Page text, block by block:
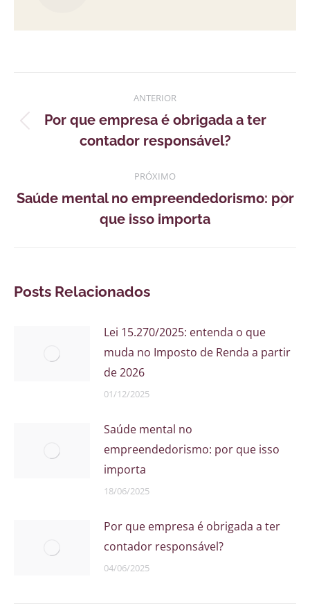
de
postagens
ANTERIOR
Publicação
anterior:
Por que empresa é obrigada a ter
contador responsável?
PRÓXIMO
Próximo
post:
Saúde mental no empreendedorismo: por
que isso importa
Posts Relacionados
Lei 15.270/2025: entenda o que
muda no Imposto de Renda a partir
de 2026
01/12/2025
Saúde mental no
empreendedorismo: por que isso
importa
18/06/2025
Por que empresa é obrigada a ter
contador responsável?
04/06/2025